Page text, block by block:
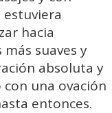
hacia
suaves y
absoluta y
una ovación
entonces.